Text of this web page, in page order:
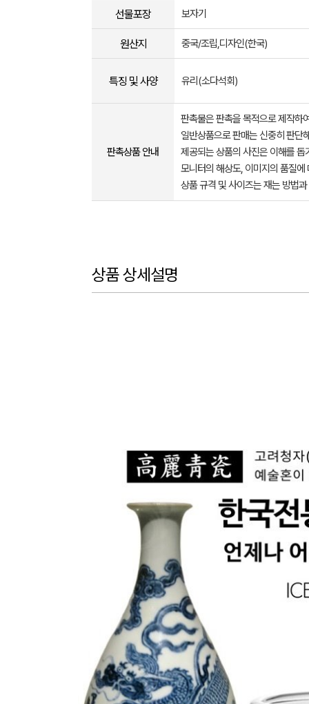
선물포장 보자기
원산지 중국/조립,디자인(한국)
특징 및 사양 유리(소다석회)
판촉상품 안내
판촉물은 판촉을 목적으로 제작하
일반상품으로 판매는 신중히 판단
제공되는 상품의 사진은 이해를
모니터의 해상도, 이미지의 품질
상품 규격 및 사이즈는 재는 방법
상품 상세설명